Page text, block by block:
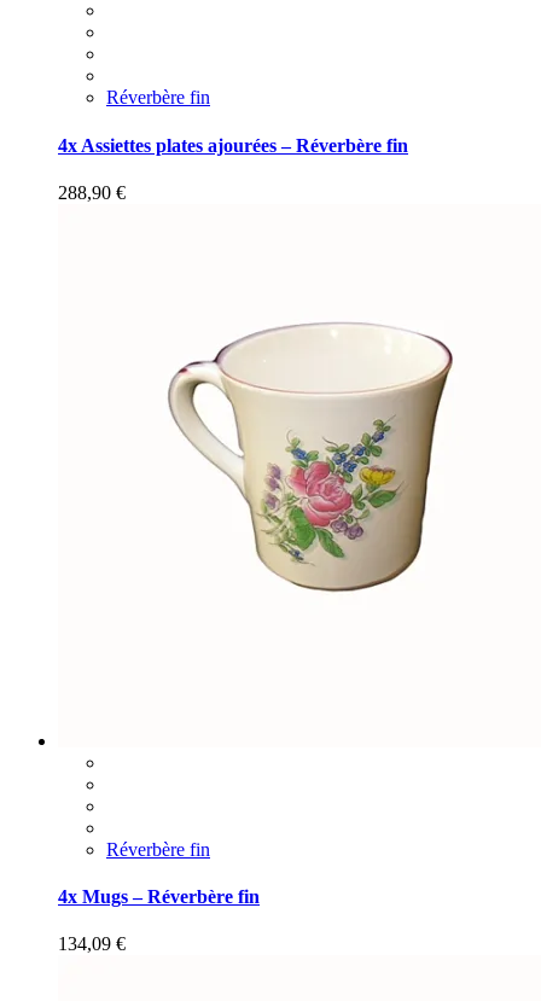
Réverbère fin
4x Assiettes plates ajourées – Réverbère fin
288,90 €
Réverbère fin
4x Mugs – Réverbère fin
134,09 €